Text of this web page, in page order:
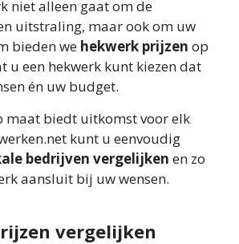
niet alleen gaat om de
uitstraling, maar ook om uw
bieden we hekwerk prijzen op
u een hekwerk kunt kiezen dat
én uw budget.
maat biedt uitkomst voor elk
kunt u eenvoudig
bedrijven vergelijken en zo
aansluit bij uw wensen.
vergelijken